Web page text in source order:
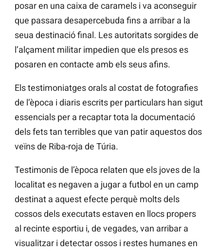
posar en una caixa de caramels i va aconseguir
que passara desapercebuda fins a arribar a la
seua destinació final. Les autoritats sorgides de
l’alçament militar impedien que els presos es
posaren en contacte amb els seus afins.
Els testimoniatges orals al costat de fotografies
de l’època i diaris escrits per particulars han sigut
essencials per a recaptar tota la documentació
dels fets tan terribles que van patir aquestos dos
veïns de Riba-roja de Túria.
Testimonis de l’època relaten que els joves de la
localitat es negaven a jugar a futbol en un camp
destinat a aquest efecte perquè molts dels
cossos dels executats estaven en llocs propers
al recinte esportiu i, de vegades, van arribar a
visualitzar i detectar ossos i restes humanes en